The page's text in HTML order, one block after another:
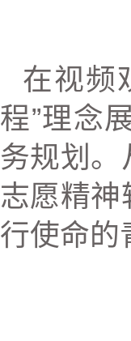
在视频
程”理念
务规划
志愿精
行使命的